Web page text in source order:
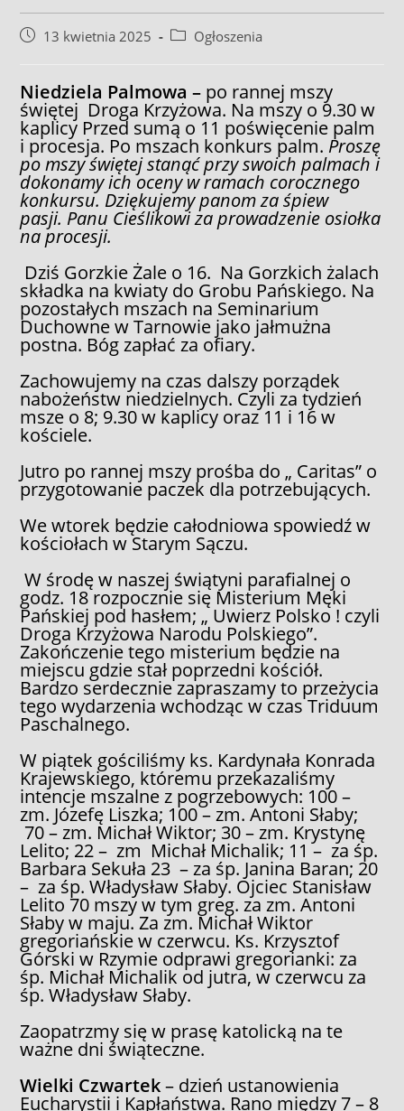
Post13 kwietnia 2025
PostOgłoszenia
Niedziela Palmowa – po rannej mszy
świętej Droga Krzyżowa. Na mszy o 9.30 w
kaplicy Przed sumą o 11 poświęcenie palm
i procesja. Po mszach konkurs palm. Proszę
po mszy świętej stanąć przy swoich palmach i
dokonamy ich oceny w ramach corocznego
konkursu. Dziękujemy panom za śpiew
pasji. Panu Cieślikowi za prowadzenie osiołka
na procesji.
Dziś Gorzkie Żale o 16. Na Gorzkich żalach
składka na kwiaty do Grobu Pańskiego. Na
pozostałych mszach na Seminarium
Duchowne w Tarnowie jako jałmużna
postna. Bóg zapłać za ofiary.
Zachowujemy na czas dalszy porządek
nabożeństw niedzielnych. Czyli za tydzień
msze o 8; 9.30 w kaplicy oraz 11 i 16 w
kościele.
Jutro po rannej mszy prośba do „ Caritas” o
przygotowanie paczek dla potrzebujących.
We wtorek będzie całodniowa spowiedź w
kościołach w Starym Sączu.
W środę w naszej świątyni parafialnej o
godz. 18 rozpocznie się Misterium Męki
Pańskiej pod hasłem; „ Uwierz Polsko ! czyli
Droga Krzyżowa Narodu Polskiego”.
Zakończenie tego misterium będzie na
miejscu gdzie stał poprzedni kościół.
Bardzo serdecznie zapraszamy to przeżycia
tego wydarzenia wchodząc w czas Triduum
Paschalnego.
W piątek gościliśmy ks. Kardynała Konrada
Krajewskiego, któremu przekazaliśmy
intencje mszalne z pogrzebowych: 100 –
zm. Józefę Liszka; 100 – zm. Antoni Słaby;
70 – zm. Michał Wiktor; 30 – zm. Krystynę
Lelito; 22 – zm Michał Michalik; 11 – za śp.
Barbara Sekuła 23 – za śp. Janina Baran; 20
– za śp. Władysław Słaby. Ojciec Stanisław
Lelito 70 mszy w tym greg. za zm. Antoni
Słaby w maju. Za zm. Michał Wiktor
gregoriańskie w czerwcu. Ks. Krzysztof
Górski w Rzymie odprawi gregorianki: za
śp. Michał Michalik od jutra, w czerwcu za
śp. Władysław Słaby.
Zaopatrzmy się w prasę katolicką na te
ważne dni świąteczne.
Wielki Czwartek– dzień ustanowienia
Eucharystii i Kapłaństwa. Rano między 7 – 8